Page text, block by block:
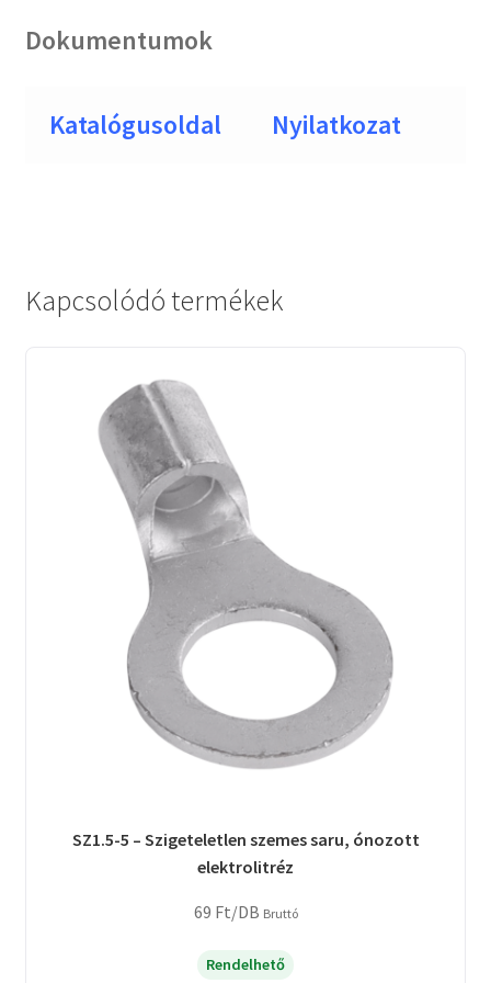
Dokumentumok
Katalógusoldal Nyilatkozat
Kapcsolódó termékek
SZ1.5-5 – Szigeteletlen szemes saru, ónozott
elektrolitréz
69 Ft/DB Bruttó
Rendelhető